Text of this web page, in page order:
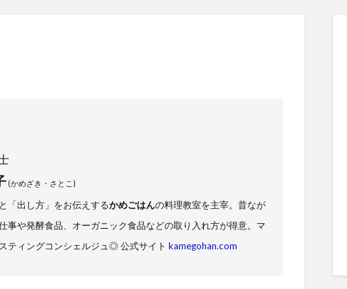
(かめざき・さとこ)
「出し方」をお伝えするかめごはんの料理教室を主宰。昔なが
事や発酵食品、オーガニック食品などの取り入れ方が得意。マ
ティングコンシェルジュ◎ 公式サイトkamegohan.com